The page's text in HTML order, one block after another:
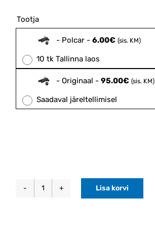
through
95.00€
Tootja
- Polcar - 6.00€ (sis. KM)
10 tk Tallinna laos
- Originaal - 95.00€ (sis. KM)
Saadaval järeltellimisel
Klaasipesuvedeliku
Lisa korvi